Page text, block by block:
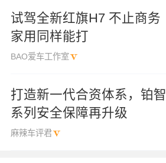
试驾全新红旗H7 不止商务
家用同样能打
BAO爱车工作室
打造新一代合资体系，铂智
系列安全保障再升级
麻辣车评君